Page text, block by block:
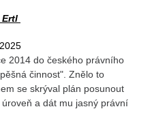
Ertl
2014 do českého právního
činnost". Znělo to
se skrýval plán posunout
a dát mu jasný právní